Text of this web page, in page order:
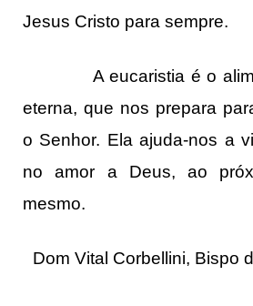
Jesus Cristo para sempre.
A eucaristia é o
eterna, que nos prepara
o Senhor. Ela ajuda-nos a
no amor a Deus, ao
mesmo.
Dom Vital Corbellini, Bispo